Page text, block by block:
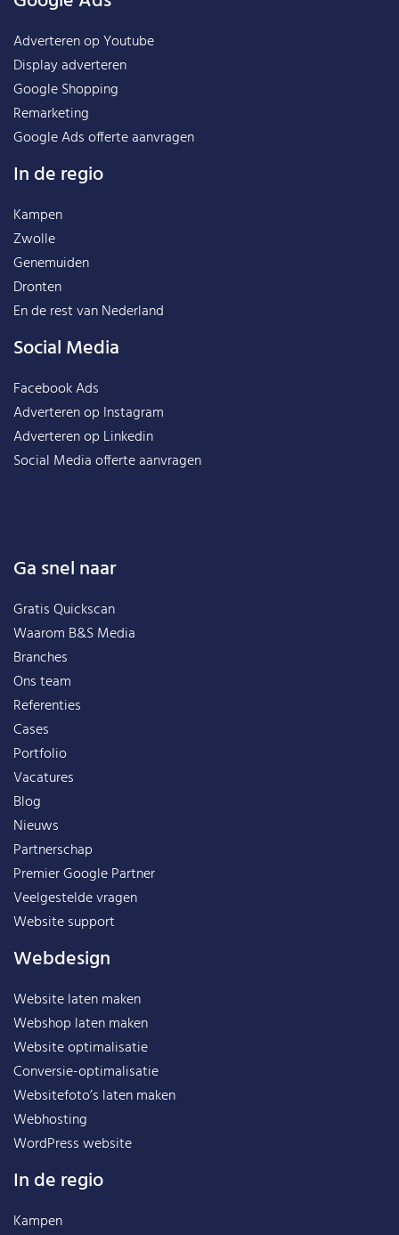
Adverteren op Youtube
Display adverteren
Google Shopping
Remarketing
Google Ads offerte aanvragen
In de regio
Kampen
Zwolle
Genemuiden
Dronten
En de rest vanNederland
Social Media
Facebook Ads
Adverteren op Instagram
Adverteren op Linkedin
Social Media offerte aanvragen
Ga snel naar
Gratis Quickscan
Waarom B&S Media
Branches
Ons team
Referenties
Cases
Portfolio
Vacatures
Blog
Nieuws
Partnerschap
Premier Google Partner
Veelgestelde vragen
Website support
Webdesign
Website laten maken
Webshop laten maken
Website optimalisatie
Conversie-optimalisatie
Websitefoto’s laten maken
Webhosting
WordPress website
In de regio
Kampen